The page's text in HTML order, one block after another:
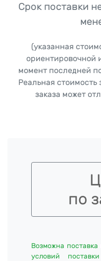
Срок поставки
(указанная
ориентировочной
момент последней
Реальная
заказа может
по
Возможна
условий